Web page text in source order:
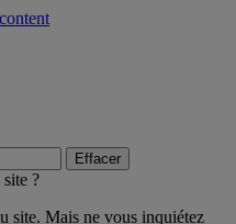
Effacer
?
site. Mais ne vous inquiétez